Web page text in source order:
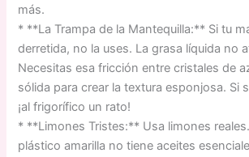
más.
* **La Trampa de la Mantequilla:** Si tu
derretida, no la uses. La grasa líquida no
Necesitas esa fricción entre cristales de
sólida para crear la textura esponjosa. Si
¡al frigorífico un rato!
* **Limones Tristes:** Usa limones
plástico amarilla no tiene aceites